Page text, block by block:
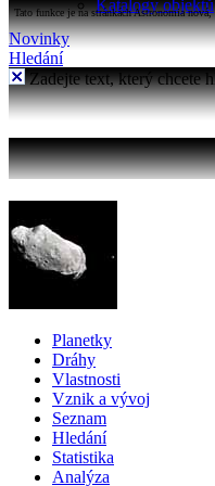
Katalogy objektů
Tato funkce je na stránkách Astronomia
Novinky
Hledání
Zadejte text, který chcete
Planetky
Dráhy
Vlastnosti
Vznik a vývoj
Seznam
Hledání
Statistika
Analýza